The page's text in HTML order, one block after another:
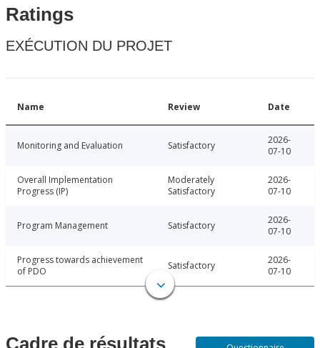
Ratings
EXÉCUTION DU PROJET
Name Review Date
Monitoring and Evaluation Satisfactory
2026-
07-10
Overall Implementation
Progress (IP)
Moderately
Satisfactory
2026-
07-10
Program Management Satisfactory
2026-
07-10
Progress towards achievement
of PDO
Satisfactory
2026-
07-10